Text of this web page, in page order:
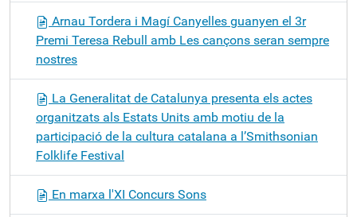
Arnau Tordera i Magí Canyelles guanyen el 3r
Premi Teresa Rebull amb Les cançons seran sempre
nostres
La Generalitat de Catalunya presenta els actes
organitzats als Estats Units amb motiu de la
participació de la cultura catalana a l’Smithsonian
Folklife Festival
En marxa l'XI Concurs Sons